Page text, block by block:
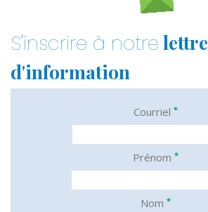
S'inscrire à notrelettre
d'information
Courriel *
Prénom *
Nom *